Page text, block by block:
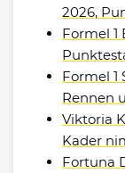
2026,
Formel 1
Formel
Rennen
Viktoria
Kader
Fortuna